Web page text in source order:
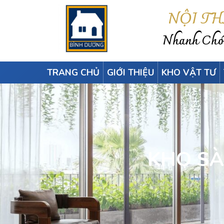
NỘI
Nhanh
TRANG CHỦ GIỚI THIỆU KHO VẬT TƯ
KHO